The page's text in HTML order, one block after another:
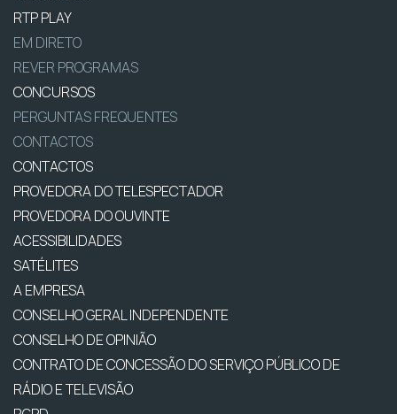
RTP PLAY
EM DIRETO
REVER PROGRAMAS
CONCURSOS
PERGUNTAS FREQUENTES
CONTACTOS
CONTACTOS
PROVEDORA DO TELESPECTADOR
PROVEDORA DO OUVINTE
ACESSIBILIDADES
SATÉLITES
A EMPRESA
CONSELHO GERAL INDEPENDENTE
CONSELHO DE OPINIÃO
CONTRATO DE CONCESSÃO DO SERVIÇO PÚBLICO DE
RÁDIO E TELEVISÃO